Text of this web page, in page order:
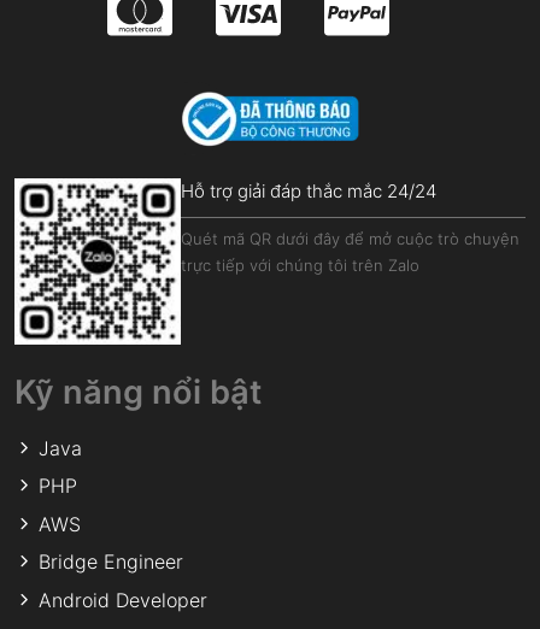
Hỗ trợ giải đáp thắc mắc 24/24
Quét mã QR dưới đây để mở cuộc trò chuyện
trực tiếp với chúng tôi trên Zalo
Kỹ năng nổi bật
Java
PHP
AWS
Bridge Engineer
Android Developer